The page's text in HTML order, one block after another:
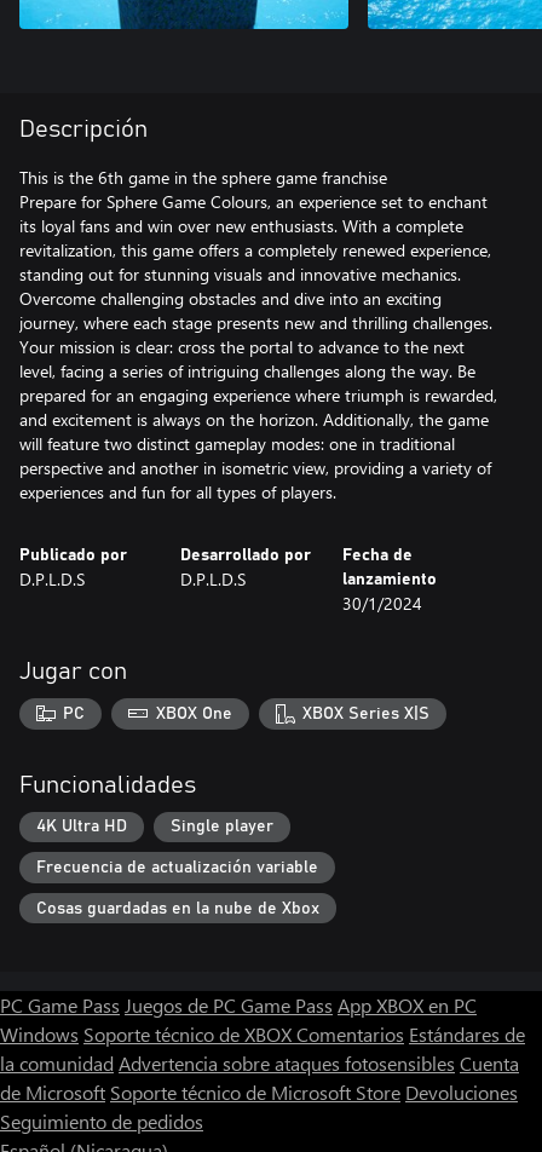
Descripción
This is the 6th game in the sphere game franchise
Prepare for Sphere Game Colours, an experience set to enchant
its loyal fans and win over new enthusiasts. With a complete
revitalization, this game offers a completely renewed experience,
standing out for stunning visuals and innovative mechanics.
Overcome challenging obstacles and dive into an exciting
journey, where each stage presents new and thrilling challenges.
Your mission is clear: cross the portal to advance to the next
level, facing a series of intriguing challenges along the way. Be
prepared for an engaging experience where triumph is rewarded,
and excitement is always on the horizon. Additionally, the game
will feature two distinct gameplay modes: one in traditional
perspective and another in isometric view, providing a variety of
experiences and fun for all types of players.
Publicado por
D.P.L.D.S
Desarrollado por
D.P.L.D.S
Fecha de
lanzamiento
30/1/2024
Jugar con
PC XBOX One XBOX Series X|S
Funcionalidades
4K Ultra HD Single player
Frecuencia de actualización variable
Cosas guardadas en la nube de Xbox
PC Game Pass Juegos de PC Game Pass App XBOX en PC
Windows Soporte técnico de XBOXComentarios Estándares de
la comunidad Advertencia sobre ataques fotosensibles Cuenta
de Microsoft Soporte técnico de Microsoft Store Devoluciones
Seguimiento de pedidos